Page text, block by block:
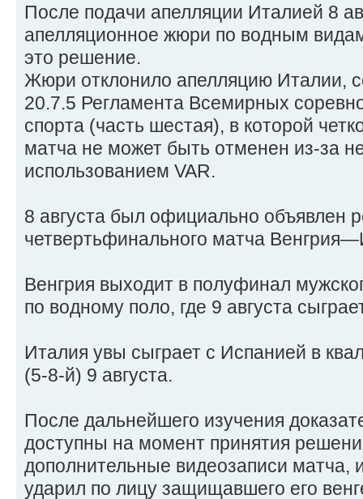
После подачи апелляции Италией 8
апелляционное жюри по водным
это решение.
Жюри отклонило апелляцию Италии,
20.7.5 Регламента Всемирных
спорта (часть шестая), в которой
матча не может быть отменен из-за
использованием VAR.
8 августа был официально объявлен
четвертьфинального матча
Венгрия выходит в полуфинал
по водному поло, где 9 августа
Италия увы сыграет с Испанией в
(5-8-й) 9 августа.
После дальнейшего изучения
доступны на момент принятия
дополнительные видеозаписи матча,
ударил по лицу защищавшего его